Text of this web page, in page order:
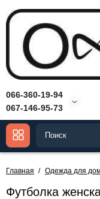
066-360-19-94
067-146-95-73
Главная Одежда для
Футболка